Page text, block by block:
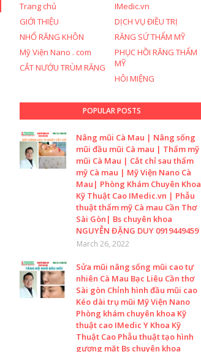
Trang chủ
IMedic.vn
GIỚI THIỆU
DỊCH VỤ ĐIỀU TRỊ
NHỔ RĂNG KHÔN
RĂNG SỨ THẨM MỸ
Mỹ Viện Nano . com
PHỤC HỒI RĂNG THẨM
MỸ
CẮT NƯỚU TRÙM RĂNG
HÔI MIỆNG
POPULAR POSTS
Nâng mũi Cà Mau | Nâng sống
mũi đầu mũi Cà mau | Thẩm mỹ
mũi Cà Mau | Cắt chỉ sau thẩm
mỹ Cà mau | Mỹ Viện Nano Cà
Mau| Phòng Khám Chuyên Khoa
Kỹ Thuật Cao IMedic.vn | Phẫu
thuật thẩm mỹ Cà mau Cần Thơ
Sài Gòn| Bs chuyên khoa
NGUYỄN ĐẶNG DUY 0919449459
March 26, 2022
Sửa mũi nâng sống mũi cao tự
nhiên Cà Mau Bạc Liêu Cần thơ
Sài gòn Chỉnh hình đầu mũi cao
Kéo dài trụ mũi Mỹ Viện Nano
Phòng khám chuyên khoa Kỹ
thuật cao IMedic Y Khoa Kỹ
Thuật Cao Phẫu thuật tạo hình
gương mặt Bs chuyên khoa